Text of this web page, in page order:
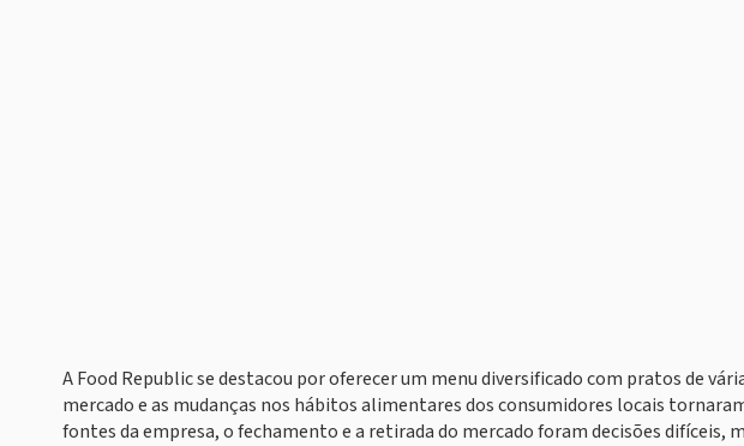
A Food Republic se destacou por oferecer um menu diversificado com pratos de
mercado e as mudanças nos hábitos alimentares dos consumidores locais
fontes da empresa, o fechamento e a retirada do mercado foram decisões difíceis,